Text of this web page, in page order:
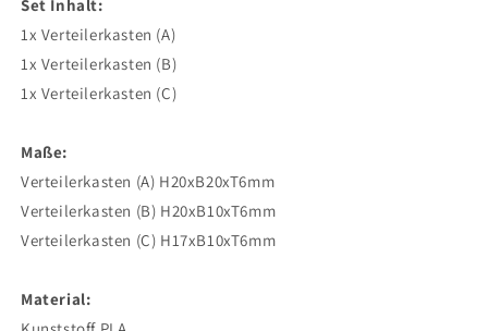
Set Inhalt:
1x Verteilerkasten (A)
1x Verteilerkasten (B)
1x Verteilerkasten (C)
Maße:
Verteilerkasten (A) H20xB20xT6mm
Verteilerkasten (B) H20xB10xT6mm
Verteilerkasten (C) H17xB10xT6mm
Material: